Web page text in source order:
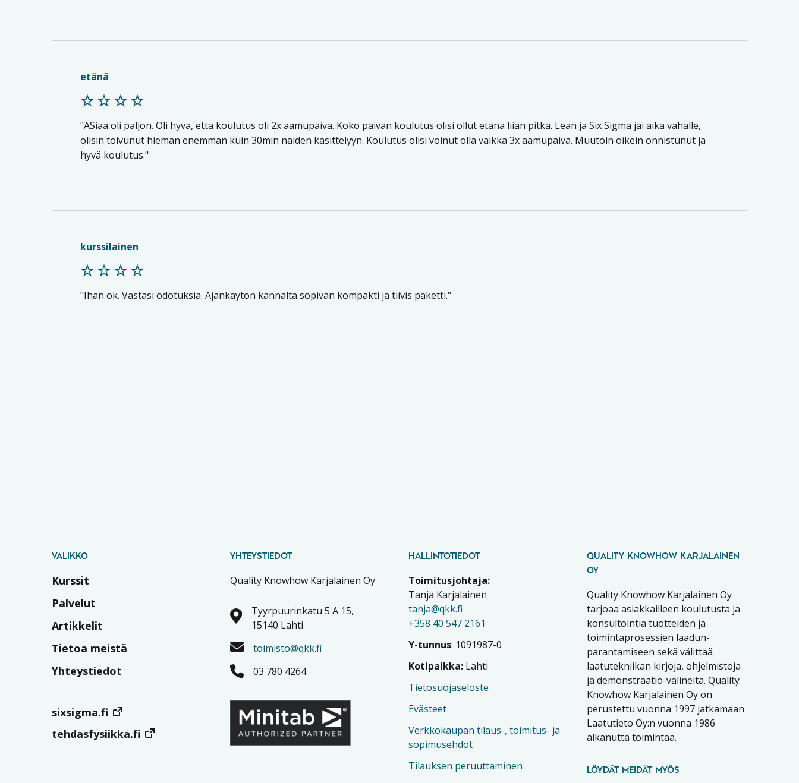
etänä
ASiaa oli paljon. Oli hyvä, että koulutus oli 2x aamupäivä. Koko päivän koulutus olisi ollut etänä liian pitkä. Lean ja Six Sigma jäi aika vähälle,
olisin toivunut hieman enemmän kuin 30min näiden käsittelyyn. Koulutus olisi voinut olla vaikka 3x aamupäivä. Muutoin oikein onnistunut ja
hyvä koulutus.
kurssilainen
Ihan ok. Vastasi odotuksia. Ajankäytön kannalta sopivan kompakti ja tiivis paketti.
VALIKKO
Kurssit
Palvelut
Artikkelit
Tietoa meistä
Yhteystiedot
sixsigma.fi
tehdasfysiikka.fi
YHTEYSTIEDOT
Quality Knowhow Karjalainen Oy
Tyyrpuurinkatu 5 A 15,
15140 Lahti
toimisto@qkk.fi
03 780 4264
HALLINTOTIEDOT
Toimitusjohtaja:
Tanja Karjalainen
tanja@qkk.fi
+358 40 547 2161
Y-tunnus: 1091987-0
Kotipaikka: Lahti
Tietosuojaseloste
Evästeet
Verkkokaupan tilaus-, toimitus- ja
sopimusehdot
Tilauksen peruuttaminen
QUALITY KNOWHOW KARJALAINEN
OY
Quality Knowhow Karjalainen Oy
tarjoaa asiakkailleen koulutusta ja
konsultointia tuotteiden ja
toimintaprosessien laadun-
parantamiseen sekä välittää
laatutekniikan kirjoja, ohjelmistoja
ja demonstraatio-välineitä. Quality
Knowhow Karjalainen Oy on
perustettu vuonna 1997 jatkamaan
Laatutieto Oy:n vuonna 1986
alkanutta toimintaa.
LÖYDÄT MEIDÄT MYÖS